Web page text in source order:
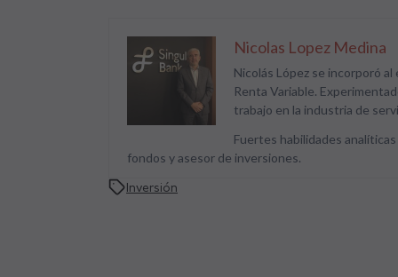
Nicolas Lopez Medina
Nicolás López se incorporó
Renta Variable.
trabajo en la industria de
Fuertes habilidades
fondos y asesor de inversiones.
Inversión